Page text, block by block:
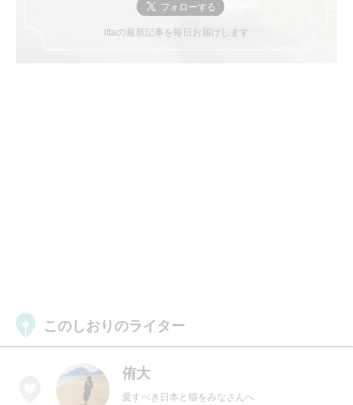
ittaの最新記事を毎日お届けします
このしおりのライター
侑大
愛すべき日本と猫をみなさんへ